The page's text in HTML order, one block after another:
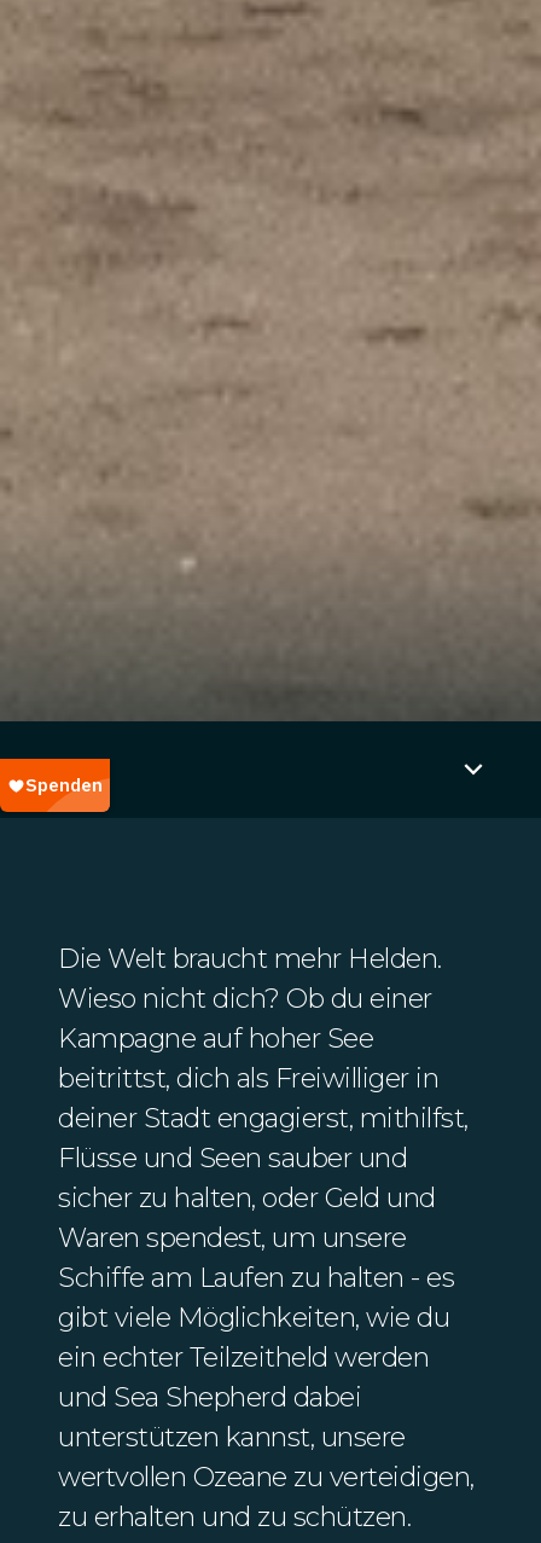
Die Welt braucht mehr Helden.
Wieso nicht dich? Ob du einer
Kampagne auf hoher See
beitrittst, dich als Freiwilliger in
deiner Stadt engagierst, mithilfst,
Flüsse und Seen sauber und
sicher zu halten, oder Geld und
Waren spendest, um unsere
Schiffe am Laufen zu halten - es
gibt viele Möglichkeiten, wie du
ein echter Teilzeitheld werden
und Sea Shepherd dabei
unterstützen kannst, unsere
wertvollen Ozeane zu verteidigen,
zu erhalten und zu schützen.